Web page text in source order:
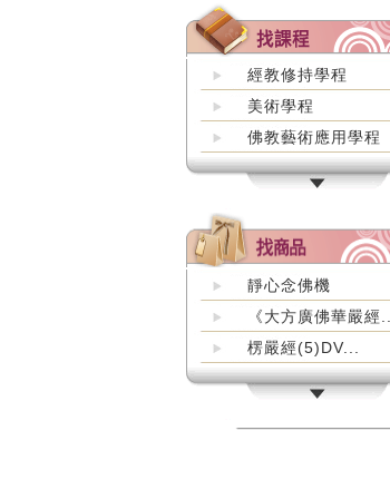
經教修持學程
美術學程
佛教藝術應用學程
靜心念佛機
《大方廣佛華嚴經...
楞嚴經(5)DV...